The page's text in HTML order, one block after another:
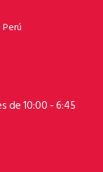
de 10:00 - 6:45